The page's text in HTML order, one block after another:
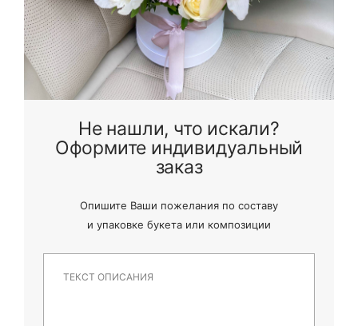
Не нашли, что искали?
Оформите индивидуальный
заказ
Опишите Ваши пожелания по составу
и упаковке букета или композиции